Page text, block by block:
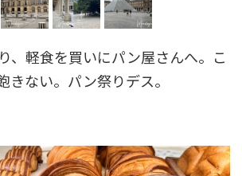
、軽食を買いにパン屋さんへ。こ
きない。パン祭りデス。